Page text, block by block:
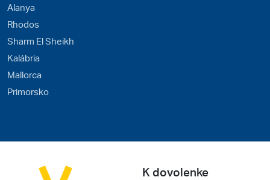
Alanya
Rhodos
Sharm El Sheikh
Kalábria
Mallorca
Primorsko
K dovolenke